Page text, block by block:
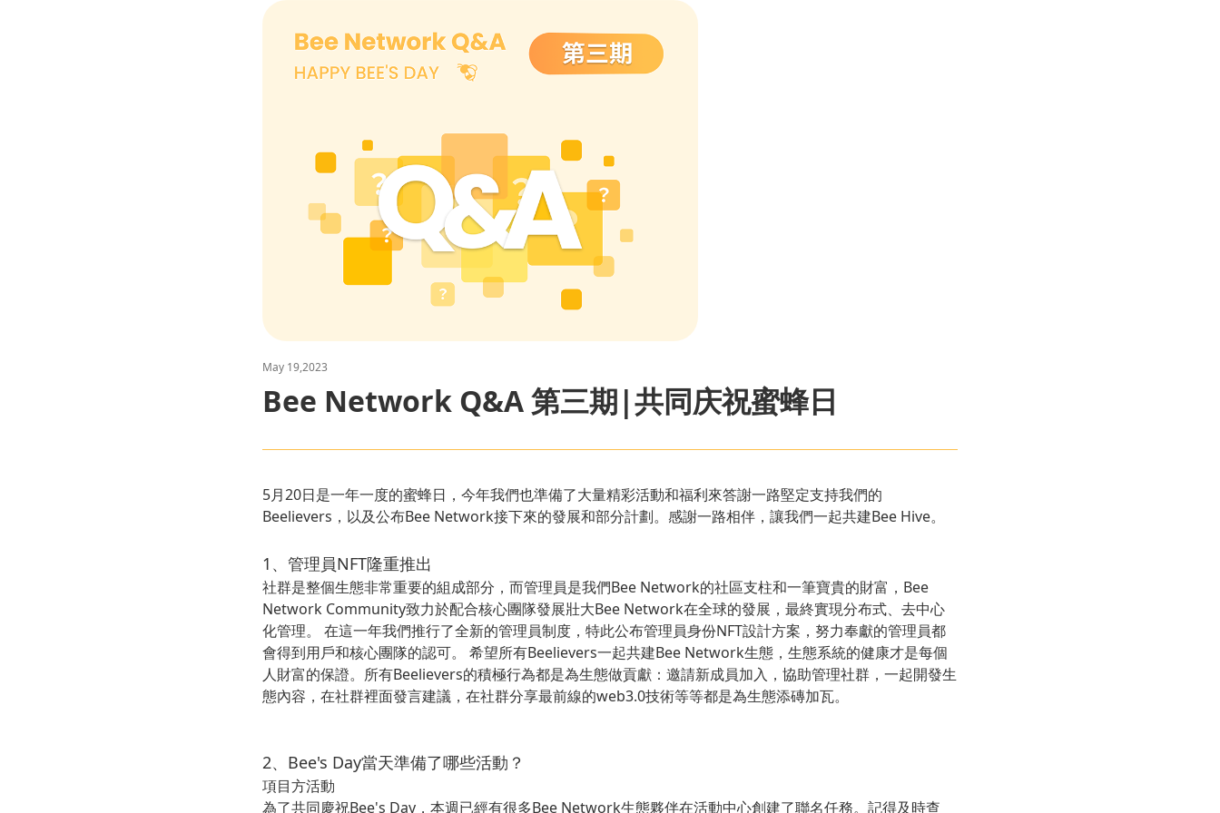
May 19,2023
Bee Network Q&A 第三期|共同庆祝蜜蜂日
5月20日是一年一度的蜜蜂日，今年我們也準備了大量精彩活動和福利來答謝一路堅定支持我們的
Beelievers，以及公布Bee Network接下來的發展和部分計劃。感謝一路相伴，讓我們一起共建Bee Hive。
1、管理員NFT隆重推出
社群是整個生態非常重要的組成部分，而管理員是我們Bee Network的社區支柱和一筆寶貴的財富，Bee
Network Community致力於配合核心團隊發展壯大Bee Network在全球的發展，最終實現分布式、去中心
化管理。 在這一年我們推行了全新的管理員制度，特此公布管理員身份NFT設計方案，努力奉獻的管理員都
會得到用戶和核心團隊的認可。 希望所有Beelievers一起共建Bee Network生態，生態系統的健康才是每個
人財富的保證。所有Beelievers的積極行為都是為生態做貢獻：邀請新成員加入，協助管理社群，一起開發生
態內容，在社群裡面發言建議，在社群分享最前線的web3.0技術等等都是為生態添磚加瓦。
2、Bee's Day當天準備了哪些活動？
項目方活動
為了共同慶祝Bee's Day，本週已經有很多Bee Network生態夥伴在活動中心創建了聯名任務。記得及時查